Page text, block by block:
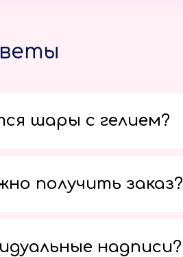
шары с гелием?
получить заказ?
надписи?